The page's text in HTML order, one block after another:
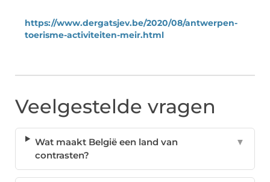
https://www.dergatsjev.be/2020/08/antwerpen-
toerisme-activiteiten-meir.html
Veelgestelde vragen
Wat maakt België een land van
contrasten?
▼